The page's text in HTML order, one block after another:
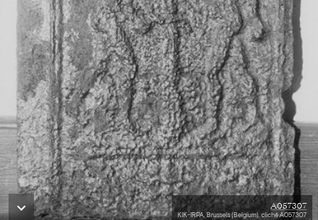
A057307
KIK-IRPA, Brussels (Belgium), cliché A057307